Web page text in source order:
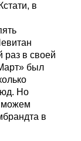
в
раз в своей
был
Но
можем
в